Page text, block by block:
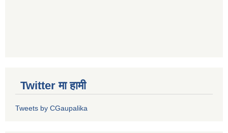
Twitter मा हामी
Tweets by CGaupalika